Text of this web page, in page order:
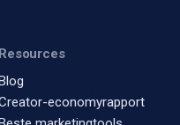
Resources
economyrapport